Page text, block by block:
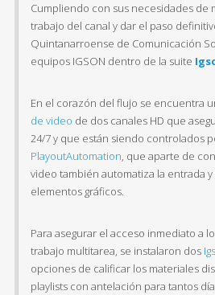
Cumpliendo con sus necesidades de
trabajo del canal y dar el paso
Quintanarroense de Comunicación
equipos IGSON dentro de la suite
En el corazón del flujo se encuentra
de video de dos canales HD que
24/7 y que están siendo controlados
PlayoutAutomation, que aparte de
video también automatiza la entrada y
elementos gráficos.
Para asegurar el acceso inmediato a
trabajo multitarea, se instalaron dos
opciones de calificar los materiales
playlists con antelación para tantos